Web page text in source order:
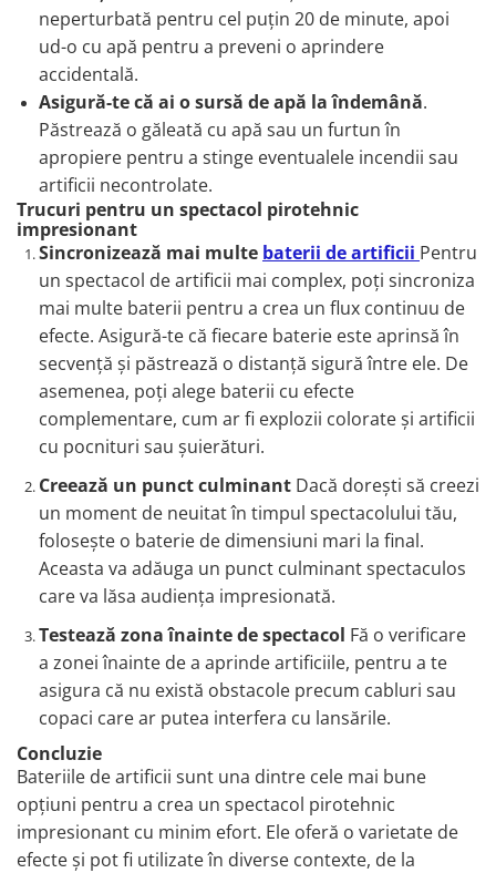
neperturbată pentru cel puțin 20 de minute, apoi
ud-o cu apă pentru a preveni o aprindere
accidentală.
Asigură-te că ai o sursă de apă la îndemână.
Păstrează o găleată cu apă sau un furtun în
apropiere pentru a stinge eventualele incendii sau
artificii necontrolate.
Trucuri pentru un spectacol pirotehnic
impresionant
Sincronizează mai multe baterii de artificii Pentru
un spectacol de artificii mai complex, poți sincroniza
mai multe baterii pentru a crea un flux continuu de
efecte. Asigură-te că fiecare baterie este aprinsă în
secvență și păstrează o distanță sigură între ele. De
asemenea, poți alege baterii cu efecte
complementare, cum ar fi explozii colorate și artificii
cu pocnituri sau șuierături.
Creează un punct culminant Dacă dorești să creezi
un moment de neuitat în timpul spectacolului tău,
folosește o baterie de dimensiuni mari la final.
Aceasta va adăuga un punct culminant spectaculos
care va lăsa audiența impresionată.
Testează zona înainte de spectacol Fă o verificare
a zonei înainte de a aprinde artificiile, pentru a te
asigura că nu există obstacole precum cabluri sau
copaci care ar putea interfera cu lansările.
Concluzie
Bateriile de artificii sunt una dintre cele mai bune
opțiuni pentru a crea un spectacol pirotehnic
impresionant cu minim efort. Ele oferă o varietate de
efecte și pot fi utilizate în diverse contexte, de la